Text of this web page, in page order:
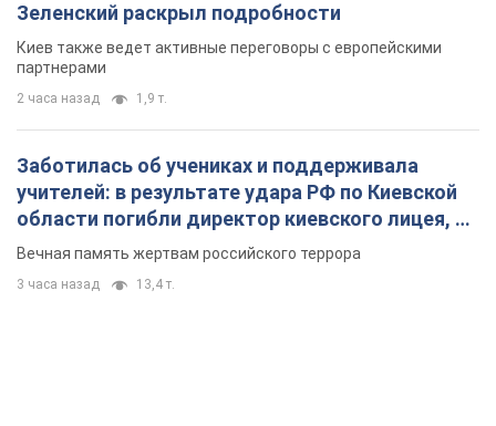
Зеленский раскрыл подробности
Киев также ведет активные переговоры с европейскими
партнерами
2 часа назад 1,9 т.
Заботилась об учениках и поддерживала
учителей: в результате удара РФ по Киевской
области погибли директор киевского лицея, её
муж и внук
Вечная память жертвам российского террора
3 часа назад 13,4 т.